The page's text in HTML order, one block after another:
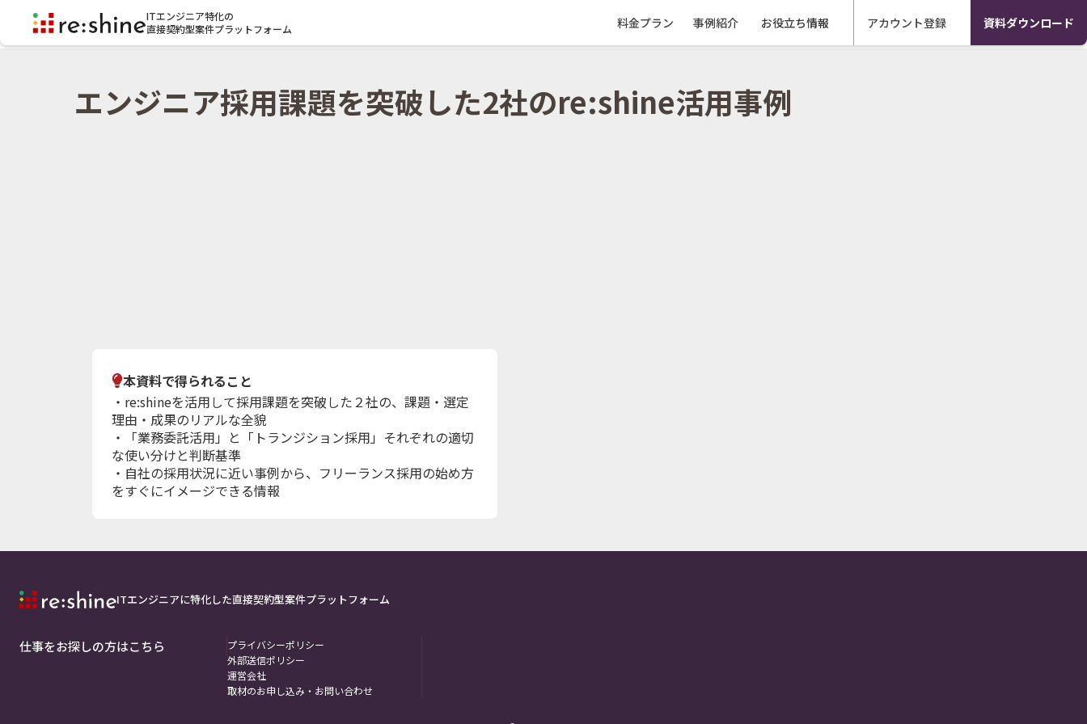
エンジニア採用課題を突破した2社のre:shine活用事例
本資料で得られること
・re:shineを活用して採用課題を突破した２社の、課題・選定
理由・成果のリアルな全貌
・「業務委託活用」と「トランジション採用」それぞれの適切
な使い分けと判断基準
・自社の採用状況に近い事例から、フリーランス採用の始め方
をすぐにイメージできる情報
ITエンジニアに特化した直接契約型案件プラットフォーム
仕事をお探しの方はこちら
プライバシーポリシー
外部送信ポリシー
運営会社
取材のお申し込み・お問い合わせ
ITエンジニア特化の
直接契約型案件プラットフォーム
料金プラン 事例紹介 お役立ち情報
お役立ち資料
アカウント登録 資料ダウンロード